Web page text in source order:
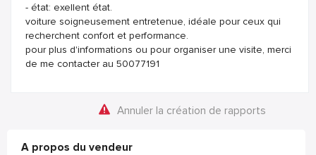
- état: exellent état.
voiture soigneusement entretenue, idéale pour ceux qui
recherchent confort et performance.
pour plus d'informations ou pour organiser une visite, merci
de me contacter au 50077191
Annuler la création de rapports
A propos du vendeur